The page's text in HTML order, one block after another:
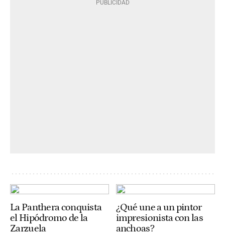
La Panthera conquista
el Hipódromo de la
Zarzuela
¿Qué une a un pintor
impresionista con las
anchoas?